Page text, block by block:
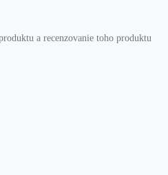
a recenzovanie toho produktu